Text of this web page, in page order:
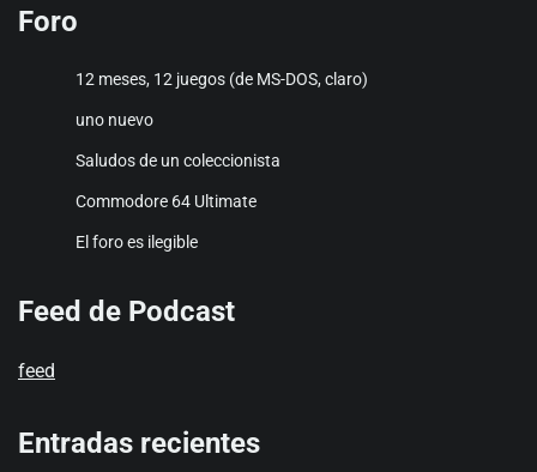
Foro
12 meses, 12 juegos (de MS-DOS, claro)
uno nuevo
Saludos de un coleccionista
Commodore 64 Ultimate
El foro es ilegible
Feed de Podcast
feed
Entradas recientes